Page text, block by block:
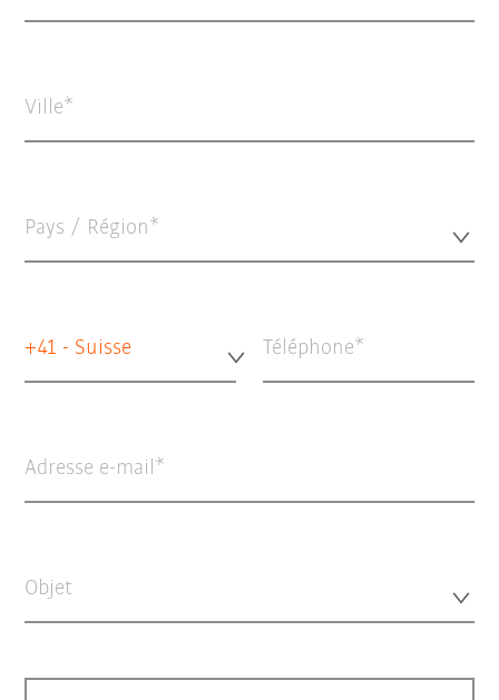
Ville
Pays / Région*
+41 - Suisse Téléphone
Adresse e-mail
Objet